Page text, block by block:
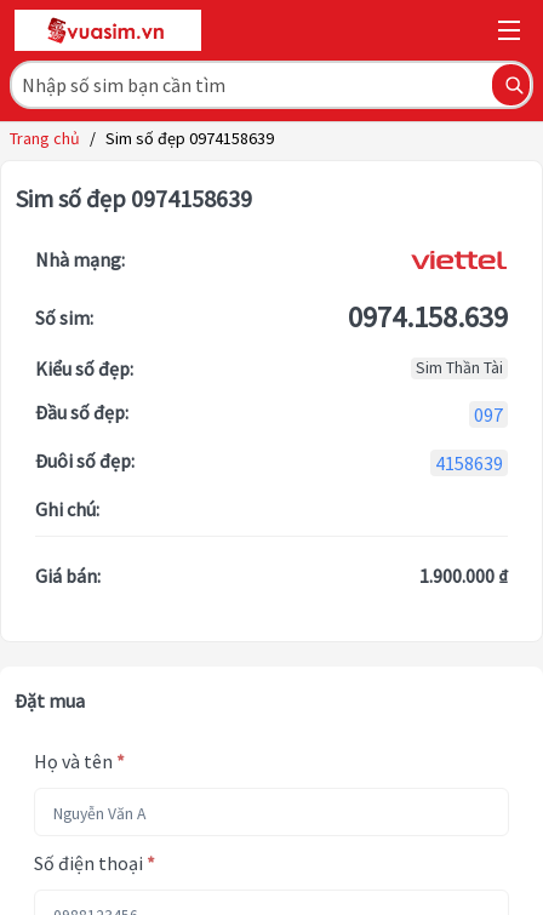
Trang chủ / Sim số đẹp 0974158639
Sim số đẹp 0974158639
Nhà mạng:
Số sim: 0974.158.639
Kiểu số đẹp: Sim Thần Tài
Đầu số đẹp:
097
Đuôi số đẹp:
4158639
Ghi chú:
Giá bán: 1.900.000 ₫
Đặt mua
Họ và tên *
Số điện thoại *